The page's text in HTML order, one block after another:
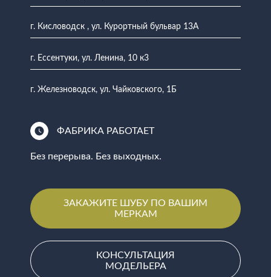
г. Кисловодск , ул. Курортный бульвар 13А
г. Ессентуки, ул. Ленина, 10 к3
г. Железноводск, ул. Чайковского, 1Б
ФАБРИКА РАБОТАЕТ
Без перерыва. Без выходных.
ЗАКАЖИТЕ ШУБУ ПО ВАШИМ
МЕРКАМ
КОНСУЛЬТАЦИЯ
МОДЕЛЬЕРА